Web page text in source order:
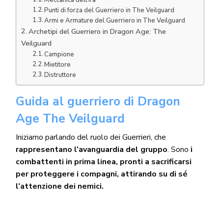
Punti di forza del Guerriero in The Veilguard
Armi e Armature del Guerriero in The Veilguard
Archetipi del Guerriero in Dragon Age: The
Veilguard
Campione
Mietitore
Distruttore
Guida al guerriero di Dragon
Age The Veilguard
Iniziamo parlando del ruolo dei Guerrieri, che
rappresentano l’avanguardia del gruppo. Sono i
combattenti in prima linea, pronti a sacrificarsi
per proteggere i compagni, attirando su di sé
l’attenzione dei nemici.